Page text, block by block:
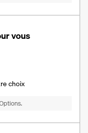
vous
choix